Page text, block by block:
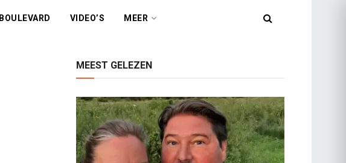
BOULEVARD VIDEO’S MEER
MEEST GELEZEN